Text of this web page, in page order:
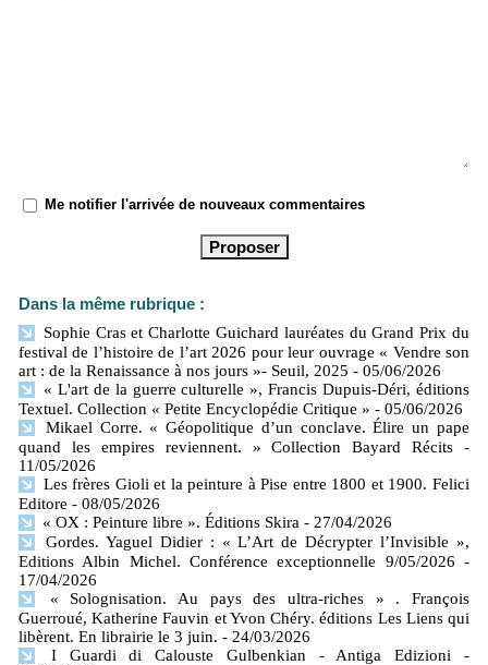
Me notifier l'arrivée de nouveaux commentaires
Dans la même rubrique :
Sophie Cras et Charlotte Guichard lauréates du Grand Prix du
festival de l’histoire de l’art 2026 pour leur ouvrage « Vendre son
art : de la Renaissance à nos jours »- Seuil, 2025 - 05/06/2026
« L'art de la guerre culturelle », Francis Dupuis-Déri, éditions
Textuel. Collection « Petite Encyclopédie Critique » - 05/06/2026
Mikael Corre. « Géopolitique d’un conclave. Élire un pape
quand les empires reviennent. » Collection Bayard Récits
-
11/05/2026
Les frères Gioli et la peinture à Pise entre 1800 et 1900. Felici
Editore - 08/05/2026
« OX : Peinture libre ». Éditions Skira - 27/04/2026
Gordes. Yaguel Didier : « L’Art de Décrypter l’Invisible »,
Editions Albin Michel. Conférence exceptionnelle 9/05/2026 -
17/04/2026
« Solognisation. Au pays des ultra-riches » . François
Guerroué, Katherine Fauvin et Yvon Chéry. éditions Les Liens qui
libèrent. En librairie le 3 juin. - 24/03/2026
I Guardi di Calouste Gulbenkian - Antiga Edizioni
-